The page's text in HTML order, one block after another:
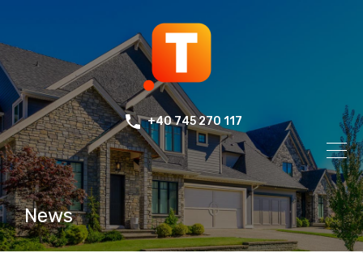
+40 745 270 117
News